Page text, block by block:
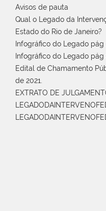
Avisos de pauta
Qual o Legado da
Estado do Rio de Janeiro?
Infográfico do Legado pág
Infográfico do Legado
Edital de Chamamento
de 2021.
EXTRATO DE